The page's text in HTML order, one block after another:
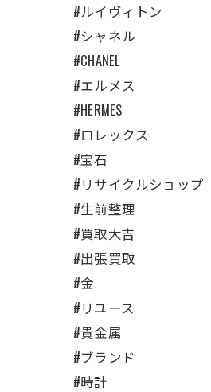
#ルイヴィトン
#シャネル
#CHANEL
#エルメス
#HERMES
#ロレックス
#宝石
#リサイクルショップ
#生前整理
#買取大吉
#出張買取
#金
#リユース
#貴金属
#ブランド
#時計